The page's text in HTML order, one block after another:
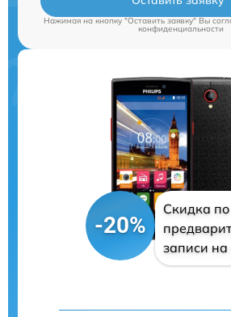
Нажимая на кнопку "Оставить заявку" Вы
конфиденциальности
-20%
Скидка по
записи на